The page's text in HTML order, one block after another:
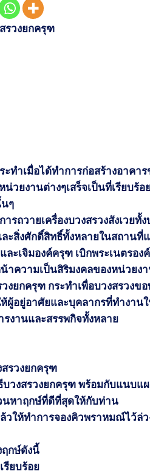
รวงยกครุฑ
ทำเมื่อได้ทำการก่อสร้างอาคา
น่วยงานต่างๆเสร็จเป็นที่เรียบร้อ
ๆ
ารถวายเครื่องบวงสรวงสังเวยทั้
ละสิ่งศักดิ์สิทธิ์ทั้งหลายในสถานที่
ละเจิมองค์ครุฑ เบิกพระเนตรอ
าความเป็นสิริมงคลของหน่วยง
งยกครุฑ กระทำเพื่อบวงสรวงข
ห้ผู้อยู่อาศัยและบุคลากรที่ทำงา
งานและสรรพกิจทั้งหลาย
รวงยกครุฑ
วงสรวงยกครุฑพร้อมกับแนบแ
หาฤกษ์ที่ดีที่สุดให้กับท่าน
วให้ทำการจองคิวพราหมณ์ไว้ล่
ฤกษ์ดังนี้
รียบร้อย